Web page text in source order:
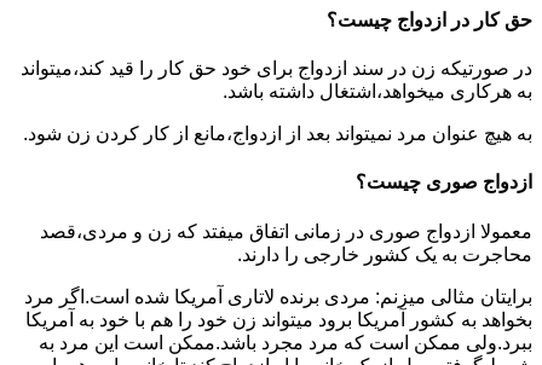
حق کار در ازدواج چیست؟
در صورتیکه زن در سند ازدواج برای خود حق کار را قید کند،میتواند
به هرکاری میخواهد،اشتغال داشته باشد.
به هیچ عنوان مرد نمیتواند بعد از ازدواج،مانع از کار کردن زن شود.
ازدواج صوری چیست؟
معمولا ازدواج صوری در زمانی اتفاق میفتد که زن و مردی،قصد
محاجرت به یک کشور خارجی را دارند.
برایتان مثالی میزنم: مردی برنده لاتاری آمریکا شده است.اگر مرد
بخواهد به کشور آمریکا برود میتواند زن خود را هم با خود به آمریکا
ببرد.ولی ممکن است که مرد مجرد باشد.ممکن است این مرد به